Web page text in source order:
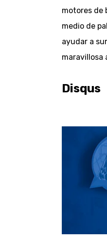
motores de
medio de
ayudar a
maravillosa
Disqus